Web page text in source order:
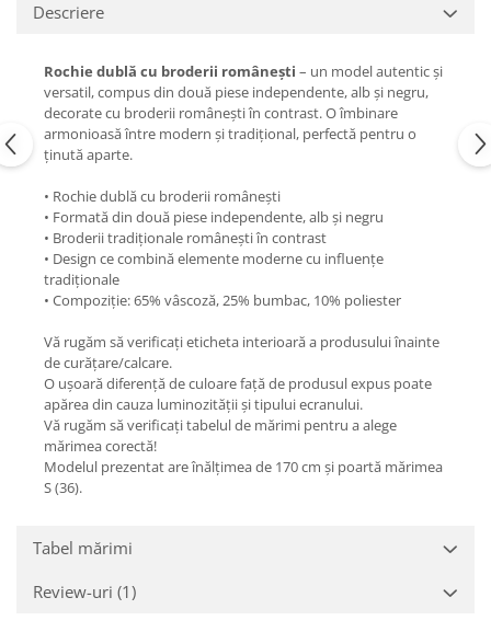
Descriere
Rochie dublă cu broderii românești – un model autentic și
versatil, compus din două piese independente, alb și negru,
decorate cu broderii românești în contrast. O îmbinare
armonioasă între modern și tradițional, perfectă pentru o
ținută aparte.
• Rochie dublă cu broderii românești
• Formată din două piese independente, alb și negru
• Broderii tradiționale românești în contrast
• Design ce combină elemente moderne cu influențe
tradiționale
• Compoziție: 65% vâscoză, 25% bumbac, 10% poliester
Vă rugăm să verificați eticheta interioară a produsului înainte
de curățare/calcare.
O ușoară diferență de culoare față de produsul expus poate
apărea din cauza luminozității și tipului ecranului.
Vă rugăm să verificați tabelul de mărimi pentru a alege
mărimea corectă!
Modelul prezentat are înălțimea de 170 cm și poartă mărimea
S (36).
Tabel mărimi
Review-uri (1)